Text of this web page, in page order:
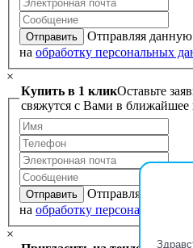
Отправить
Отправляя
на обработку персональных
×
Купить в 1 кликОставьте
свяжутся с Вами в ближайшее
Отправить
Отправляя
на обработку персональных
×